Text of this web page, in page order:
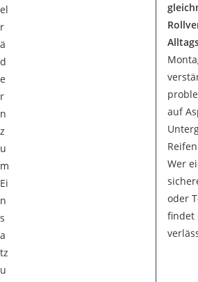
el
r
ä
d
e
r
n
z
u
m
Ei
n
s
a
tz
u
auf
Wer
oder
findet